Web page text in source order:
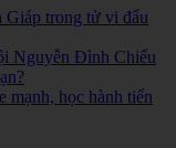
Giáp trong tử vi đẩu
Nguyễn Đình Chiểu
mạnh, học hành tiến